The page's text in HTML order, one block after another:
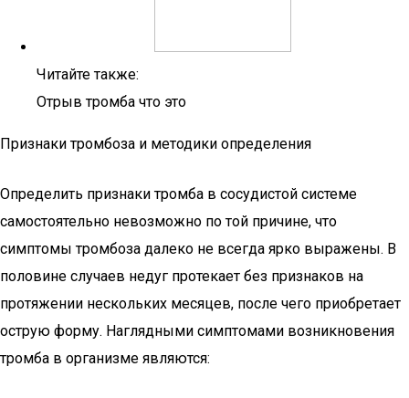
Читайте также:
Отрыв тромба что это
Признаки тромбоза и методики определения
Определить признаки тромба в сосудистой системе
самостоятельно невозможно по той причине, что
симптомы тромбоза далеко не всегда ярко выражены. В
половине случаев недуг протекает без признаков на
протяжении нескольких месяцев, после чего приобретает
острую форму. Наглядными симптомами возникновения
тромба в организме являются: